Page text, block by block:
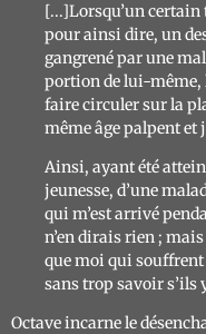
[...]Lorsqu’un certain
pour ainsi dire, un
gangrené par une
portion de lui-même,
faire circuler sur la
même âge palpent et
Ainsi, ayant été
jeunesse, d’une
qui m’est arrivé
n’en dirais rien ;
que moi qui souffrent
sans trop savoir s’ils
Octave incarne le